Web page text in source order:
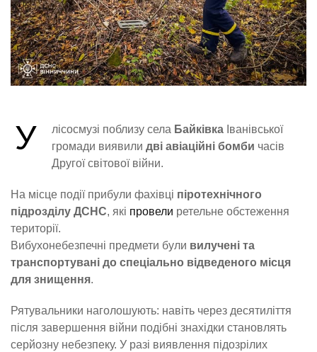
У лісосмузі поблизу села Байківка Іванівської
громади виявили дві авіаційні бомби часів
Другої світової війни.
На місце події прибули фахівці піротехнічного
підрозділу ДСНС, які провели ретельне обстеження
території.
Вибухонебезпечні предмети були вилучені та
транспортувані до спеціально відведеного місця
для знищення.
Рятувальники наголошують: навіть через десятиліття
після завершення війни подібні знахідки становлять
серйозну небезпеку. У разі виявлення підозрілих